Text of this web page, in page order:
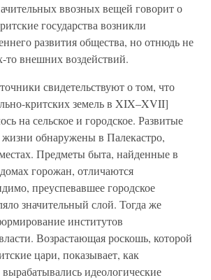
ввозных вещей говорит о
государства возникли
развития общества, но отнюдь не
то внешних воздействий.
свидетельствуют о том, что
критских земель в XIX–XVII]
на сельское и городское. Развитые
обнаружены в Палекастро,
Предметы быта, найденные в
горожан, отличаются
преуспевавшее городское
значительный слой. Тогда же
институтов
Возрастающая роскошь, которой
цари, показывает, как
идеологические